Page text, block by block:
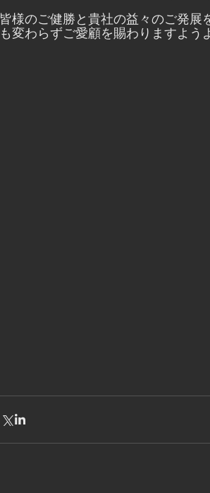
皆様のご健勝と貴社の益々のご発
も変わらずご愛顧を賜わりますよう